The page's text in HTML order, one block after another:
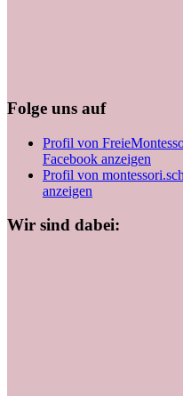
Folge uns auf
Profil von
Facebook anzeigen
Profil von
anzeigen
Wir sind dabei: